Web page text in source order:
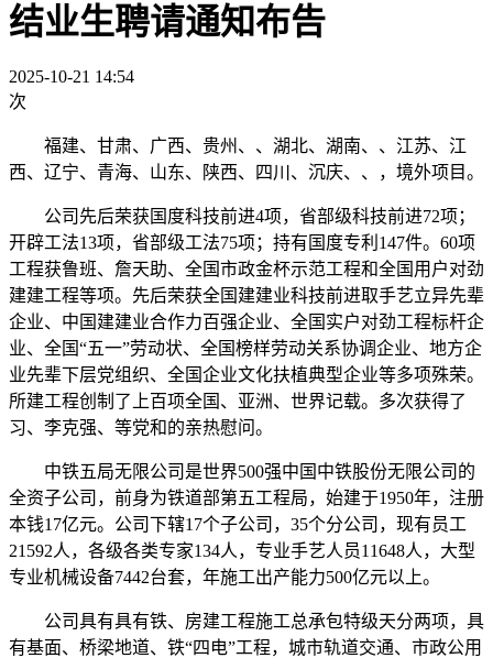
结业生聘请通知布告
2025-10-21 14:54
次
福建、甘肃、广西、贵州、、湖北、湖南、、江苏、江
西、辽宁、青海、山东、陕西、四川、沉庆、、，境外项目。
公司先后荣获国度科技前进4项，省部级科技前进72项；
开辟工法13项，省部级工法75项；持有国度专利147件。60项
工程获鲁班、詹天助、全国市政金杯示范工程和全国用户对劲
建建工程等项。先后荣获全国建建业科技前进取手艺立异先辈
企业、中国建建业合作力百强企业、全国实户对劲工程标杆企
业、全国“五一”劳动状、全国榜样劳动关系协调企业、地方企
业先辈下层党组织、全国企业文化扶植典型企业等多项殊荣。
所建工程创制了上百项全国、亚洲、世界记载。多次获得了
习、李克强、等党和的亲热慰问。
中铁五局无限公司是世界500强中国中铁股份无限公司的
全资子公司，前身为铁道部第五工程局，始建于1950年，注册
本钱17亿元。公司下辖17个子公司，35个分公司，现有员工
21592人，各级各类专家134人，专业手艺人员11648人，大型
专业机械设备7442台套，年施工出产能力500亿元以上。
公司具有具有铁、房建工程施工总承包特级天分两项，具
有基面、桥梁地道、铁“四电”工程，城市轨道交通、市政公用